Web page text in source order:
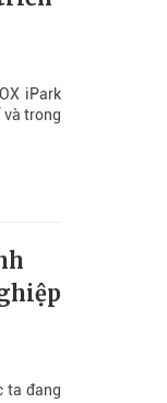
iPark
và trong
ta đang